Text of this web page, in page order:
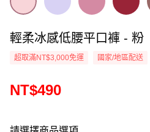
輕柔冰感低腰平口褲 - 粉
超取滿NT$3,000免運 國家/地區配送
NT$490